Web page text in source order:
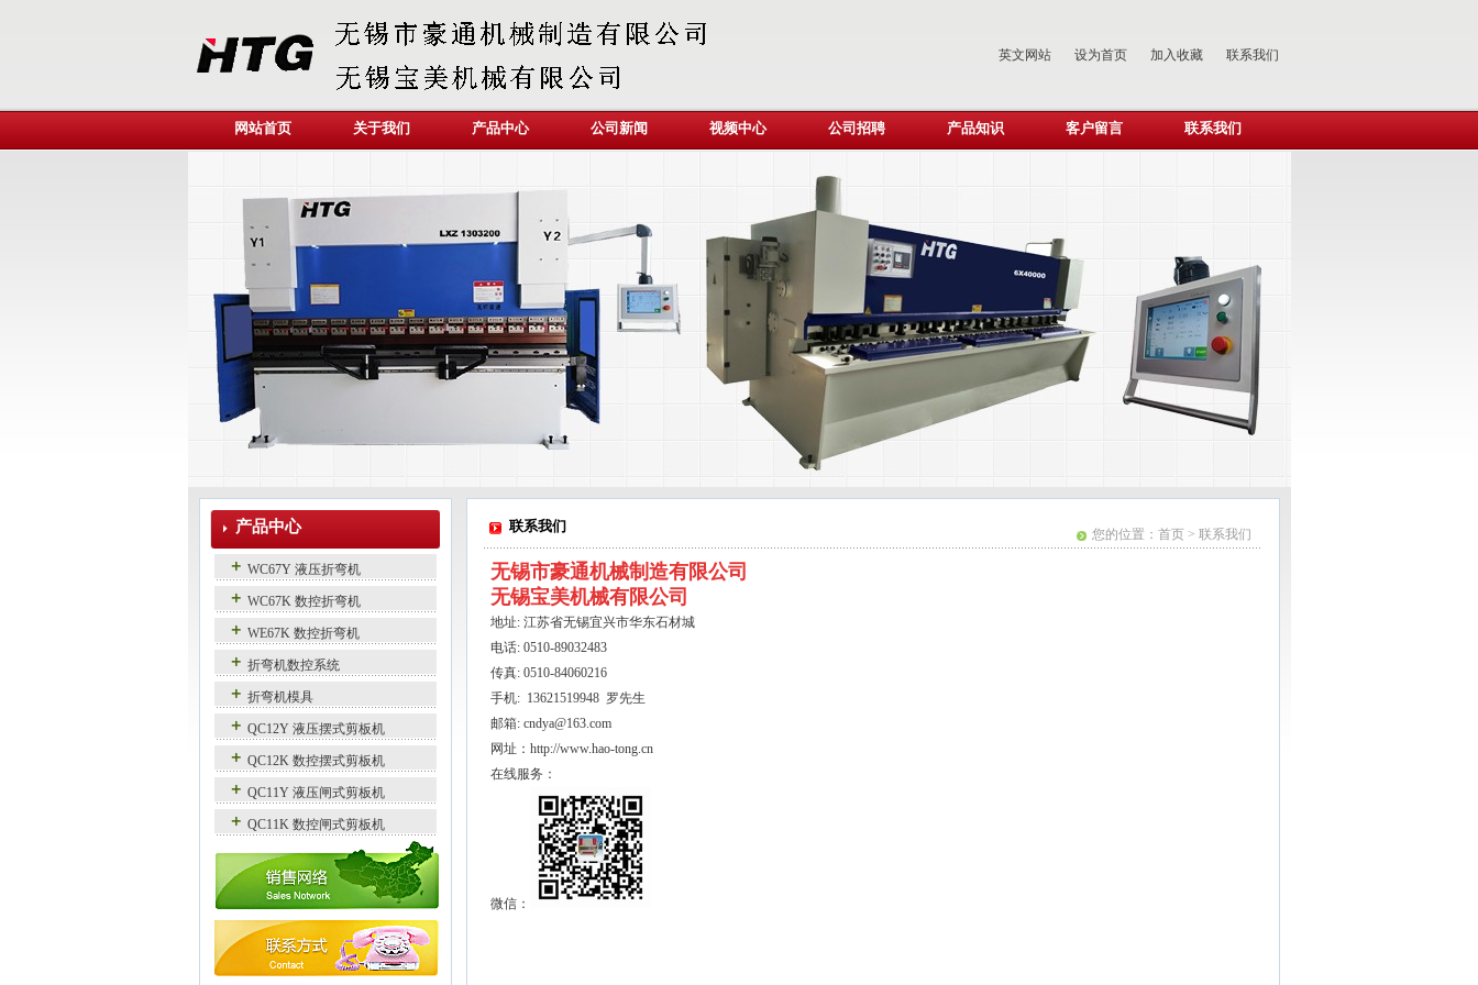
联系我们
加入收藏
设为首页
英文网站
网站首页 关于我们 产品中心 公司新闻 视频中心 公司招聘 产品知识 客户留言 联系我们
产品中心
WC67Y 液压折弯机
WC67K 数控折弯机
WE67K 数控折弯机
折弯机数控系统
折弯机模具
QC12Y 液压摆式剪板机
QC12K 数控摆式剪板机
QC11Y 液压闸式剪板机
QC11K 数控闸式剪板机
您的位置：首页 > 联系我们
联系我们
无锡市豪通机械制造有限公司
无锡宝美机械有限公司
地址: 江苏省无锡宜兴市华东石材城
电话: 0510-89032483
传真: 0510-84060216
手机: 13621519948 罗先生
邮箱: cndya@163.com
网址： http://www.hao-tong.cn
在线服务：
微信：